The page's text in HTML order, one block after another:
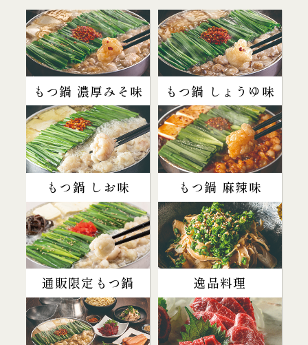
もつ鍋 濃厚みそ味 もつ鍋 しょうゆ味
もつ鍋 しお味 もつ鍋 麻辣味
通販限定もつ鍋 逸品料理